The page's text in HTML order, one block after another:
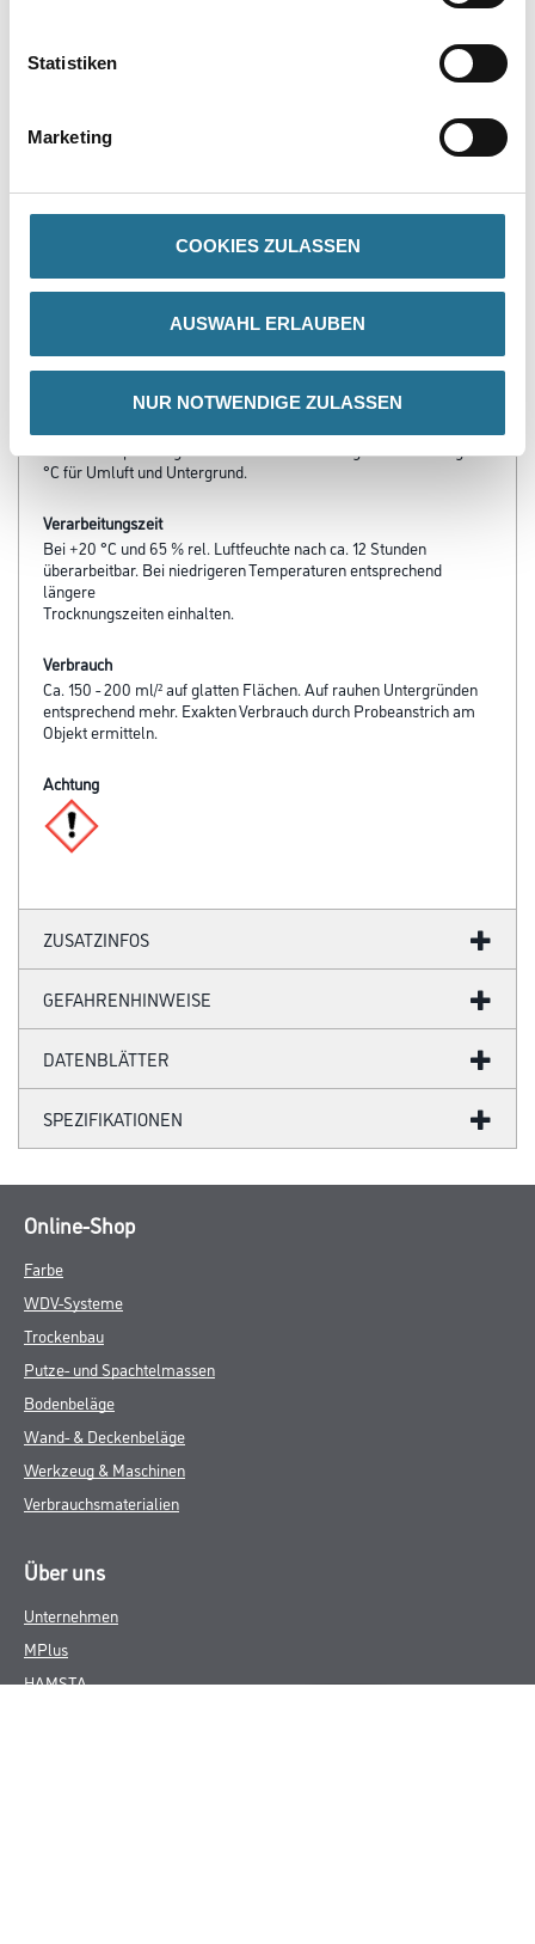
Statistiken
Marketing
COOKIES ZULASSEN
AUSWAHL ERLAUBEN
NUR NOTWENDIGE ZULASSEN
PRODUKTEIGENSCHAFTEN
- Leicht zu verarbeiten, wasserverdünnbar, um­weltschonend und
- Hohe Untergrundhaftung
- Gutes Deck­vermögen
- Grundbeschichtung für nach­folgende dekorative Beschichtungen
°C für Umluft und Untergrund.
Verarbeitungszeit
Bei +20 °C und 65 % rel. Luftfeuchte nach ca. 12 Stunden
überarbeitbar. Bei niedrigeren Temperaturen entsprechend
längere
Trocknungszeiten einhalten.
Verbrauch
Ca. 150 - 200 ml/² auf glatten Flächen. Auf rauhen Untergründen
entsprechend mehr. Exakten Verbrauch durch Probeanstrich am
Objekt ermitteln.
Achtung
ZUSATZINFOS
GEFAHRENHINWEISE
DATENBLÄTTER
SPEZIFIKATIONEN
Online-Shop
Farbe
WDV-Systeme
Trockenbau
Putze- und Spachtelmassen
Bodenbeläge
Wand- & Deckenbeläge
Werkzeug & Maschinen
Verbrauchsmaterialien
Über uns
Unternehmen
MPlus
HAMSTA